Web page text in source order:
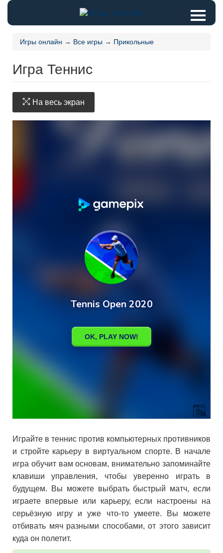
Игры онлайн → Все игры → Прикольные
Игра Теннис
На весь экран
Играйте в теннис против компьютерных противников
и стройте карьеру в виртуальном спорте. В начале
игра обучит вам основам, внимательно запоминайте
клавиши управления, чтобы уверенно играть в
будущем. Вы можете выбрать быстрый матч, если
играете впервые или карьеру, если настроены на
серьёзную игру и уже что-то умеете. Вы можете
отбивать мяч разными способами, от этого зависит
куда он полетит.